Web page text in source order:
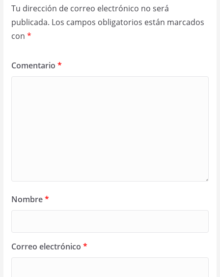
Tu dirección de correo electrónico no será
publicada. Los campos obligatorios están marcados
con *
Comentario *
Nombre*
Correo electrónico *